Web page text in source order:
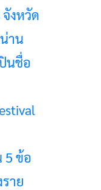
งหวัด
าน
นชื่อ
5 ข้อ
าย